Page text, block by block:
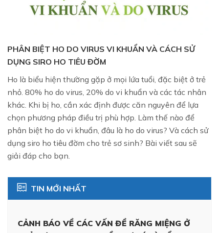
PHÂN BIỆT HO DO VIRUS VI KHUẨN VÀ CÁCH SỬ
DỤNG SIRO HO TIÊU ĐỜM
Ho là biểu hiện thường gặp ở mọi lứa tuổi, đặc biệt ở trẻ
nhỏ. 80% ho do virus, 20% do vi khuẩn và các tác nhân
khác. Khi bị ho, cần xác định được căn nguyên để lựa
chọn phương pháp điều trị phù hợp. Làm thế nào để
phân biệt ho do vi khuẩn, đâu là ho do virus? Và cách sử
dụng siro ho tiêu đờm cho trẻ sơ sinh? Bài viết sau sẽ
giải đáp cho bạn.
TIN MỚI NHẤT
CẢNH BÁO VỀ CÁC VẤN ĐỀ RĂNG MIỆNG Ở